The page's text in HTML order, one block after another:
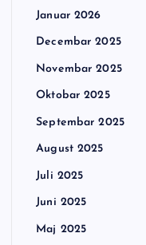
Januar 2026
Decembar 2025
Novembar 2025
Oktobar 2025
Septembar 2025
August 2025
Juli 2025
Juni 2025
Maj 2025